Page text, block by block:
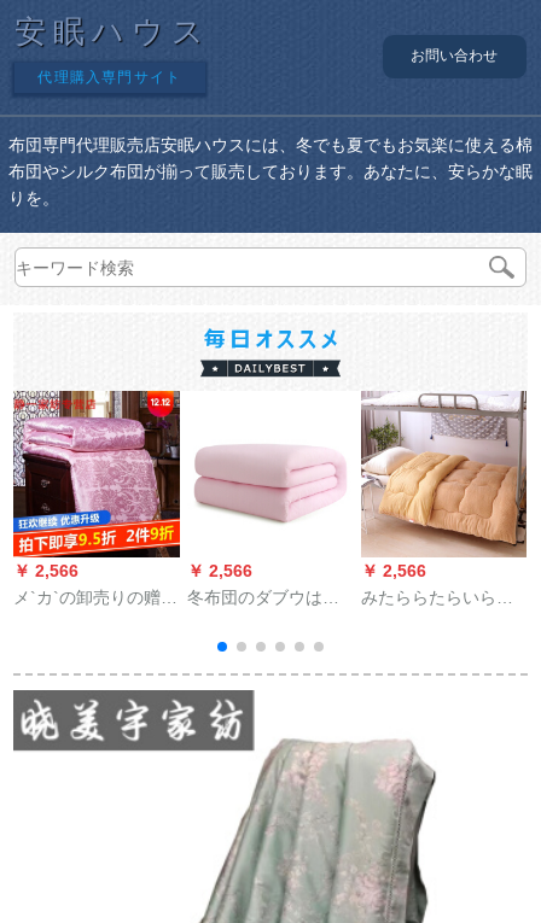
安眠ハウス
代理購入専門サイト
お問い合わせ
布団専門代理販売店安眠ハウスには、冬でも夏でもお気楽に使える棉
布団やシルク布団が揃って販売しております。あなたに、安らかな眠
りを。
￥ 2,566
メ`カ`の卸売りの赠り
けけ布团に芯の2つの
1つの子母に厚く保温
されてピクの200*230
cm 2 kgをサポートし
￥ 2,566
冬布団のダブウは冬
ャケットで芯のピン
ク5尺です。
￥ 2,566
みたららたらいらい
（水晶绒＋刺繍）春
斤が厚いです。